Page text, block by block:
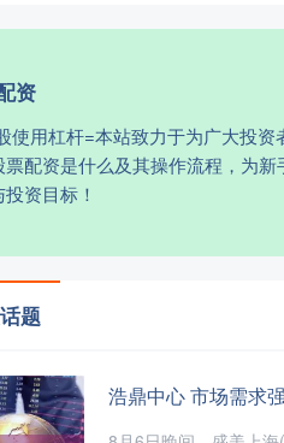
资
使用杠杆=本站致力于为广大投
配资是什么及其操作流程，为
资目标！
题
浩鼎中心 市场需求